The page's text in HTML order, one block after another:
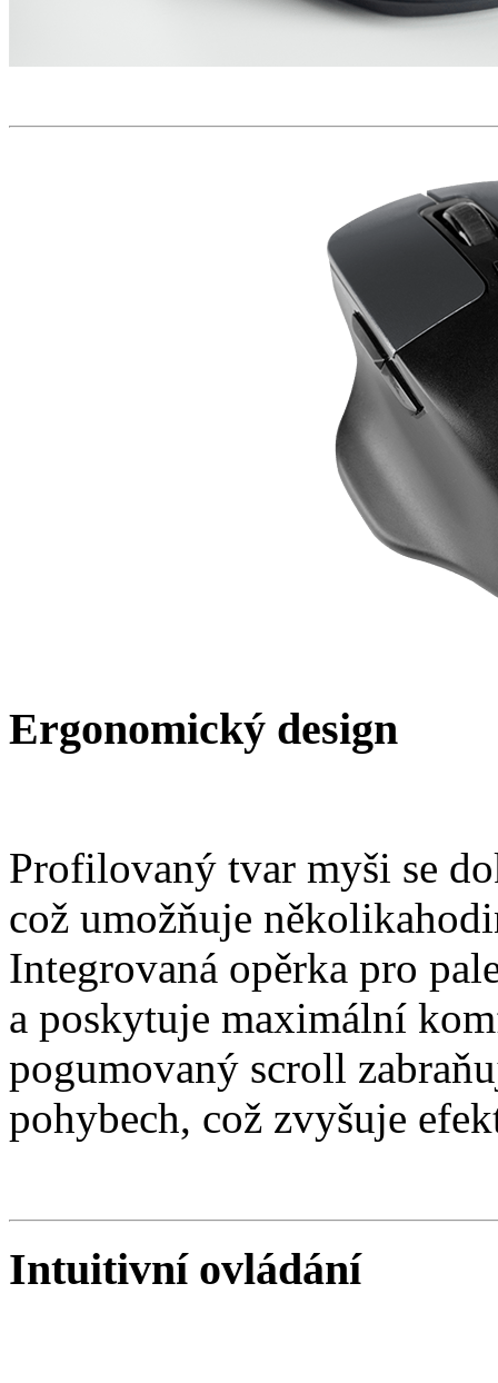
Ergonomický design
Profilovaný tvar myši se
což umožňuje
Integrovaná opěrka pro
a poskytuje maximální
pogumovaný scroll
pohybech, což zvyšuje
Intuitivní ovládání